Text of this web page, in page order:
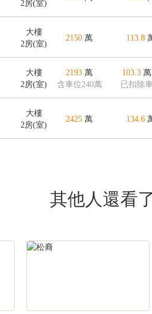
2房(室)
大樓
2房(室)
2150 萬 113.8
大樓
2房(室)
2193 萬
含車位240萬
103.3萬
已扣除
大樓
2房(室)
2425 萬 134.6
其他人還看